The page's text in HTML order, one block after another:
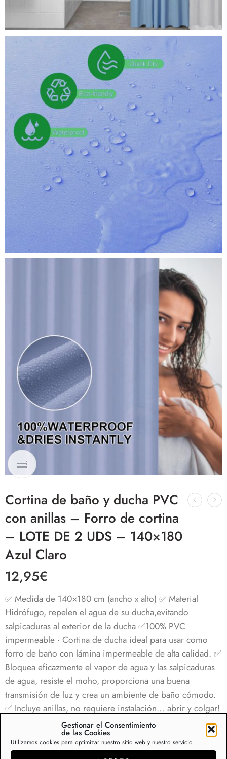
Gestionar el Consentimiento
de las Cookies
Utilizamos cookies para optimizar nuestro sitio web y nuestro servicio.
Cortina de baño y ducha PVC
con anillas – Forro de cortina
– LOTE DE 2 UDS – 140×180
Azul Claro
12,95€
✅ Medida de 140×180 cm (ancho x alto) ✅ Material
Hidrófugo, repelen el agua de su ducha,evitando
salpicaduras al exterior de la ducha ✅100% PVC
impermeable · Cortina de ducha ideal para usar como
forro de baño con lámina impermeable de alta calidad. ✅
Bloquea eficazmente el vapor de agua y las salpicaduras
de agua, resiste el moho, proporciona una buena
transmisión de luz y crea un ambiente de baño cómodo.
✅ Incluye anillas, no requiere instalación… abrir y colgar!
✅ ADMITE LAVADORA! Quieres dejarlas como nuevas?
Las puedes lavar a máquina y disfruta de tus cortinas
siempre nuevas como el primer día.